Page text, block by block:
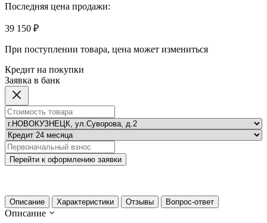
Последняя цена продажи:
39 150 ₽
При поступлении товара, цена может измениться
Кредит на покупки
Заявка в банк
Перейти к оформлению заявки
Описание Характеристики Отзывы Вопрос-ответ
Описание